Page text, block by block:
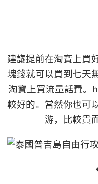
建議提前在淘寶上買
塊錢就可以買到七天
淘寶上買流量話費。
較好的。當然你也可
游，比較貴